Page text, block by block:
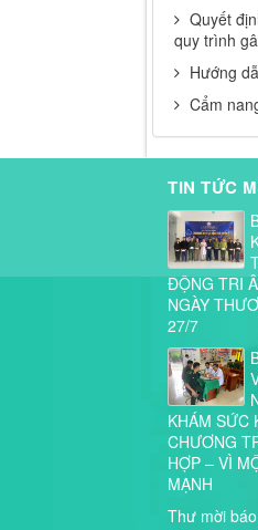
Quyết
quy trình
Hướng
Cẩm
TIN TỨC
ĐỘNG TRI
NGÀY
27/7
KHÁM SỨC
CHƯƠNG
HỢP – VÌ
MẠNH
Thư mời